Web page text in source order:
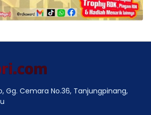
Gg. Cemara No.36, Tanjungpinang,